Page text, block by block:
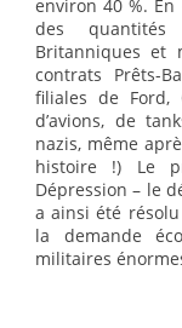
environ 40 %.
des quantités
Britanniques et
contrats Prêts-
filiales de Ford,
d’avions, de
nazis, même
histoire !) Le
Dépression – le
a ainsi été
la demande
militaires